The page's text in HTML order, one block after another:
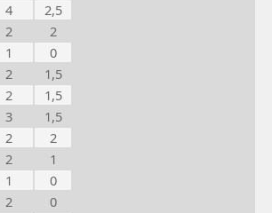
4
2,5
2
2
1
0
2
1,5
2
1,5
3
1,5
2
2
2
1
1
0
2
0